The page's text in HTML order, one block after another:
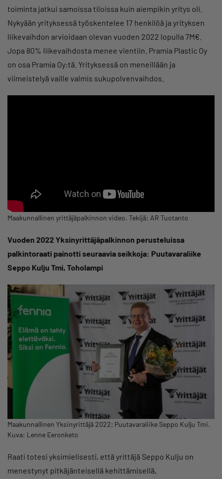
toiminta jatkui samoissa tiloissa kuin aiempikin yritys oli.
Nykyään yrityksessä työskentelee 17 henkilöä ja yrityksen
liikevaihdon arvioidaan olevan vuoden 2022 lopulla 7M€.
Jopa 80% liikevaihdosta menee vientiin. Pramia Plastic Oy
on osa Pramia Oy:tä. Yrityksessä on meneillään ja
viimeistelyä vaille valmis sukupolvenvaihdos.
Maakunnallinen yrittäjäpalkinnon video. Tekijä: AR Tuotanto
Vuoden 2022 Yksinyrittäjäpalkinnon perusteluissa
palkintoraati painotti seuraavia seikkoja: Puutavaraliike
Seppo Kulju Tmi, Toholampi
Maakunnallinen Yksinyrittäjä 2022; Puutavaraliike Seppo Kulju Tmi.
Kuva: Lenne Eeronketo
Raati totesi yksimielisesti, että yrittäjä Seppo Kulju on
menestynyt pitkäjänteisellä kehittämisellä,